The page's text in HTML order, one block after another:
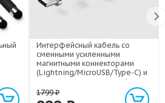
Интерфейсный кабель со
сменными усиленными
магнитными коннекторами
(Lightning/MicroUSB/Type-C) и
световым индикатором 1м
1799₽